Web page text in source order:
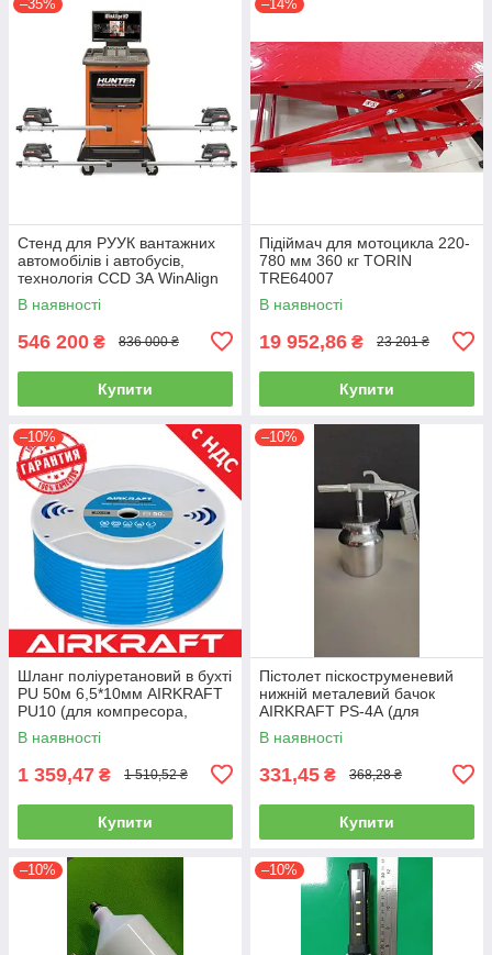
–35%
Стенд для РУУК вантажних
автомобілів і автобусів,
технологія CCD ЗА WinAlign
HUNTER WA510E-DSP740T
В наявності
546 200 ₴ 836 000 ₴
Купити
–14%
Підіймач для мотоцикла 220-
780 мм 360 кг TORIN
TRE64007
В наявності
19 952,86 ₴ 23 201 ₴
Купити
–10%
Шланг поліуретановий в бухті
PU 50м 6,5*10мм AIRKRAFT
PU10 (для компресора,
пневматичний, повітряний)
В наявності
1 359,47 ₴ 1 510,52 ₴
Купити
–10%
Пістолет піскоструменевий
нижній металевий бачок
AIRKRAFT PS-4А (для
розпилення, нагнітання,
пневмопістолет)
В наявності
331,45 ₴ 368,28 ₴
Купити
–10% –10%